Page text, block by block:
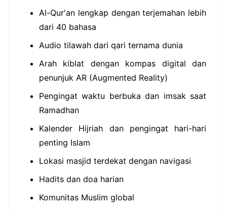
Al-Qur'an lengkap dengan terjemahan lebih
dari 40 bahasa
Audio tilawah dari qari ternama dunia
Arah kiblat dengan kompas digital dan
penunjuk AR (Augmented Reality)
Pengingat waktu berbuka dan imsak saat
Ramadhan
Kalender Hijriah dan pengingat hari-hari
penting Islam
Lokasi masjid terdekat dengan navigasi
Hadits dan doa harian
Komunitas Muslim global